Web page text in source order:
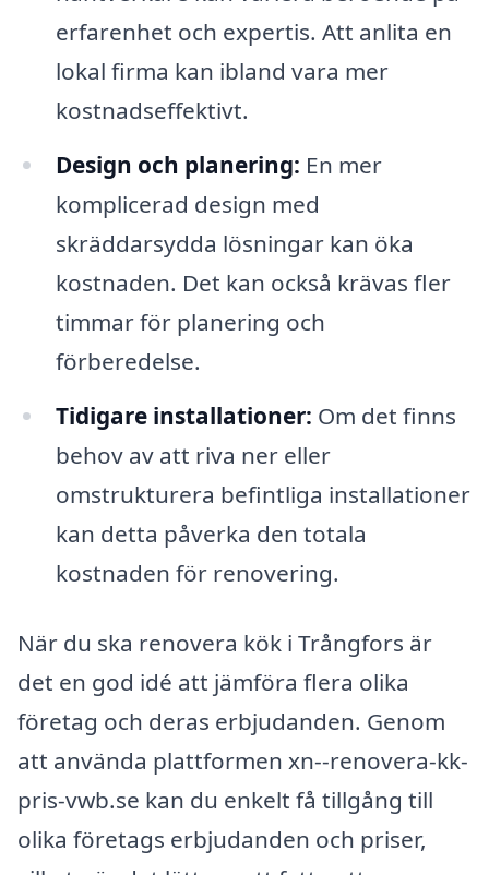
erfarenhet och expertis. Att anlita en
lokal firma kan ibland vara mer
kostnadseffektivt.
Design och planering: En mer
komplicerad design med
skräddarsydda lösningar kan öka
kostnaden. Det kan också krävas fler
timmar för planering och
förberedelse.
Tidigare installationer: Om det finns
behov av att riva ner eller
omstrukturera befintliga installationer
kan detta påverka den totala
kostnaden för renovering.
När du ska renovera kök i Trångfors är
det en god idé att jämföra flera olika
företag och deras erbjudanden. Genom
att använda plattformen xn--renovera-kk-
pris-vwb.se kan du enkelt få tillgång till
olika företags erbjudanden och priser,